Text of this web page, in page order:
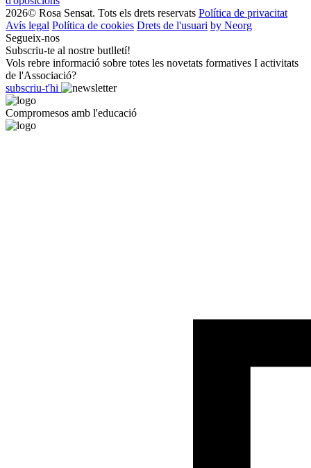
2026© Rosa Sensat. Tots els drets reservats Política de privacitat
Avís legal Política de cookies Drets de l'usuari by Neorg
Segueix-nos
Subscriu-te al nostre butlletí!
Vols rebre informació sobre totes les novetats formatives I activitats
de l'Associació?
subscriu-t'hi
Compromesos amb l'educació